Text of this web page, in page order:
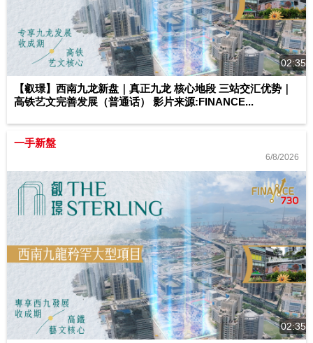
02:35
【叡璟】西南九龙新盘｜真正九龙 核心地段 三站交汇优势｜
高铁艺文完善发展（普通话） 影片来源:FINANCE...
一手新盤
6/8/2026
02:35